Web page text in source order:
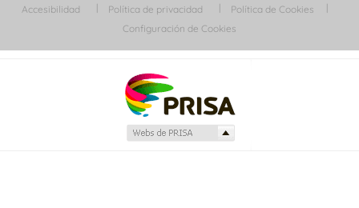
Accesibilidad
Política de privacidad
Política de Cookies
Configuración de Cookies